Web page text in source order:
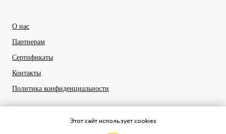
Этот сайт использует cookies
О нас
Партнерам
Сертификаты
Контакты
Политика конфиденциальности